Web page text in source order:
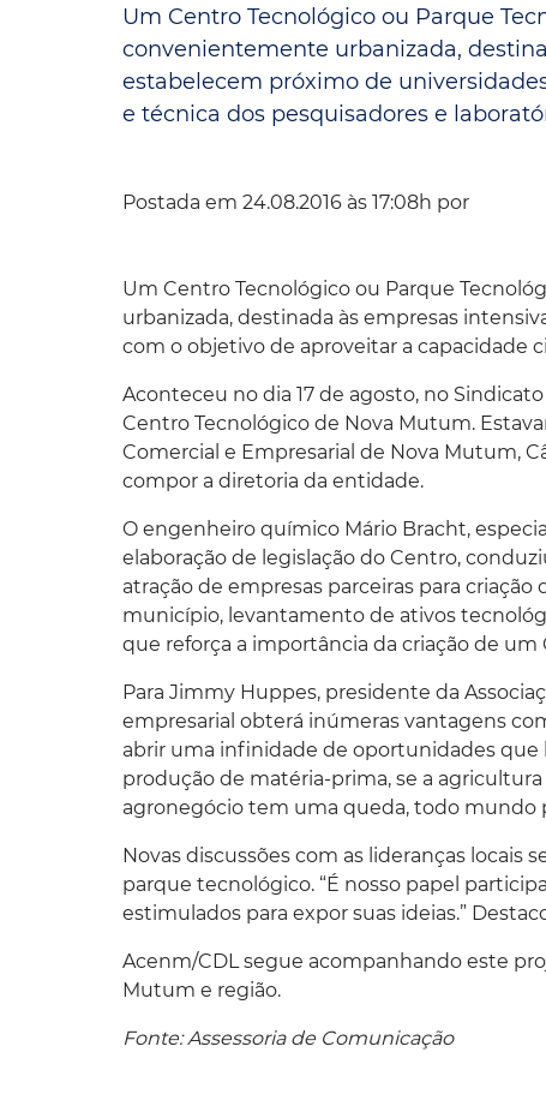
Convênio Parque das Águas
Convênio Mix da Saúde
Um Centro Tecnológico ou Parque
convenientemente urbanizada,
estabelecem próximo de
e técnica dos pesquisadores e
Postada em 24.08.2016 às 17:08h por
Um Centro Tecnológico ou Parque
urbanizada, destinada às empresas
com o objetivo de aproveitar a capacidade
Aconteceu no dia 17 de agosto, no
Centro Tecnológico de Nova Mutum.
Comercial e Empresarial de Nova Mutum,
compor a diretoria da entidade.
O engenheiro químico Mário Bracht,
elaboração de legislação do Centro,
atração de empresas parceiras para
município, levantamento de ativos
que reforça a importância da criação de
Para Jimmy Huppes, presidente da
empresarial obterá inúmeras vantagens
abrir uma infinidade de oportunidades que
produção de matéria-prima, se a
agronegócio tem uma queda, todo mundo
Novas discussões com as lideranças locais
parque tecnológico. “É nosso papel
estimulados para expor suas ideias.”
Acenm/CDL segue acompanhando este
Mutum e região.
Fonte: Assessoria de Comunicação